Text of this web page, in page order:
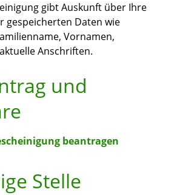
gibt Auskunft über Ihre
gespeicherten Daten wie
Vornamen,
Anschriften.
und
beantragen
Stelle